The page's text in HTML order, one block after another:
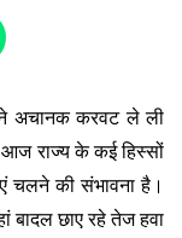
अचानक करवट ले ली
आज राज्य के कई हिस्सों
चलने की संभावना है।
बादल छाए रहे तेज हवा